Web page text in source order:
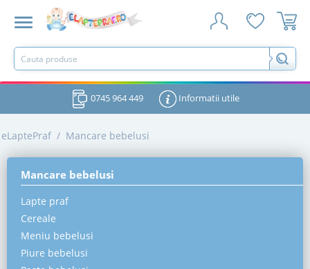
0745 964 449 Informatii utile
eLaptePraf / Mancare bebelusi
Mancare bebelusi
Lapte praf
Cereale
Meniu bebelusi
Piure bebelusi